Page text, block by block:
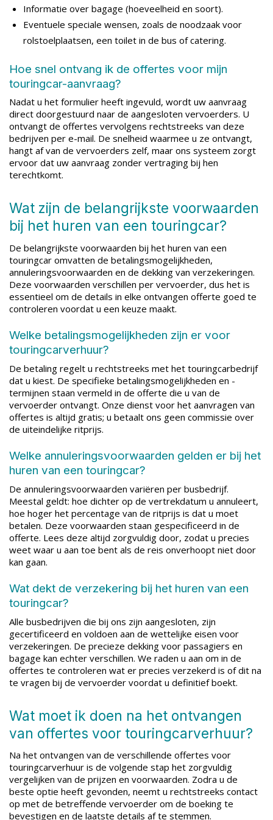
Informatie over bagage (hoeveelheid en soort).
Eventuele speciale wensen, zoals de noodzaak voor
rolstoelplaatsen, een toilet in de bus of catering.
Hoe snel ontvang ik de offertes voor mijn
touringcar-aanvraag?
Nadat u het formulier heeft ingevuld, wordt uw aanvraag
direct doorgestuurd naar de aangesloten vervoerders. U
ontvangt de offertes vervolgens rechtstreeks van deze
bedrijven per e-mail. De snelheid waarmee u ze ontvangt,
hangt af van de vervoerders zelf, maar ons systeem zorgt
ervoor dat uw aanvraag zonder vertraging bij hen
terechtkomt.
Wat zijn de belangrijkste voorwaarden
bij het huren van een touringcar?
De belangrijkste voorwaarden bij het huren van een
touringcar omvatten de betalingsmogelijkheden,
annuleringsvoorwaarden en de dekking van verzekeringen.
Deze voorwaarden verschillen per vervoerder, dus het is
essentieel om de details in elke ontvangen offerte goed te
controleren voordat u een keuze maakt.
Welke betalingsmogelijkheden zijn er voor
touringcarverhuur?
De betaling regelt u rechtstreeks met het touringcarbedrijf
dat u kiest. De specifieke betalingsmogelijkheden en -
termijnen staan vermeld in de offerte die u van de
vervoerder ontvangt. Onze dienst voor het aanvragen van
offertes is altijd gratis; u betaalt ons geen commissie over
de uiteindelijke ritprijs.
Welke annuleringsvoorwaarden gelden er bij het
huren van een touringcar?
De annuleringsvoorwaarden variëren per busbedrijf.
Meestal geldt: hoe dichter op de vertrekdatum u annuleert,
hoe hoger het percentage van de ritprijs is dat u moet
betalen. Deze voorwaarden staan gespecificeerd in de
offerte. Lees deze altijd zorgvuldig door, zodat u precies
weet waar u aan toe bent als de reis onverhoopt niet door
kan gaan.
Wat dekt de verzekering bij het huren van een
touringcar?
Alle busbedrijven die bij ons zijn aangesloten, zijn
gecertificeerd en voldoen aan de wettelijke eisen voor
verzekeringen. De precieze dekking voor passagiers en
bagage kan echter verschillen. We raden u aan om in de
offertes te controleren wat er precies verzekerd is of dit na
te vragen bij de vervoerder voordat u definitief boekt.
Wat moet ik doen na het ontvangen
van offertes voor touringcarverhuur?
Na het ontvangen van de verschillende offertes voor
touringcarverhuur is de volgende stap het zorgvuldig
vergelijken van de prijzen en voorwaarden. Zodra u de
beste optie heeft gevonden, neemt u rechtstreeks contact
op met de betreffende vervoerder om de boeking te
bevestigen en de laatste details af te stemmen.